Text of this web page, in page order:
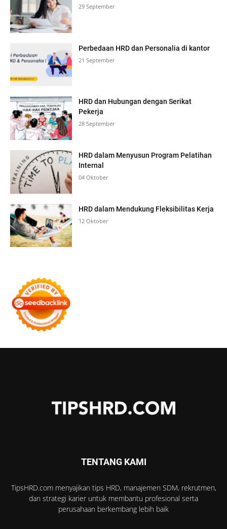
29 September
Perbedaan HRD dan Personalia di kantor
21 September
HRD dan Hubungan dengan Serikat
Pekerja
28 September
HRD dalam Menyusun Program Pelatihan
Internal
04 Oktober
HRD dalam Mendukung Fleksibilitas Kerja
12 Oktober
TENTANG KAMI
TipsHRD.com menyajikan tips HRD, manajemen SDM, rekrutmen,
dan strategi karier untuk membantu profesional serta
perusahaan berkembang lebih baik